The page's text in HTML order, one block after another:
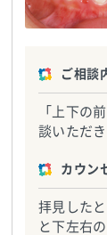
クリニック
ご相談
「上下の
談いただき
カウン
拝見した
と下左右